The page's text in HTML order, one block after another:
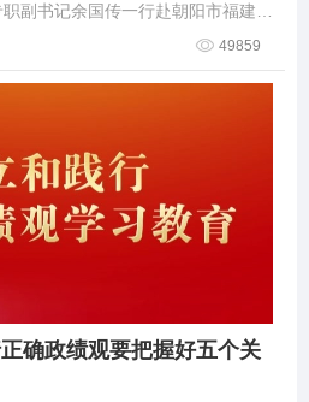
副书记余国传一行赴朝阳市福建商
49859
确政绩观要把握好五个关